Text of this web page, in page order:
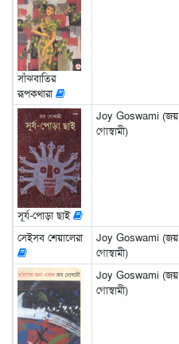
সাঁঝবাতির
রূপকথারা
সূর্য-পোড়া ছাই
Joy Goswami (জয়
গোস্বামী)
সেইসব শেয়ালেরা
Joy Goswami (জয়
গোস্বামী)
Joy Goswami (জয়
গোস্বামী)